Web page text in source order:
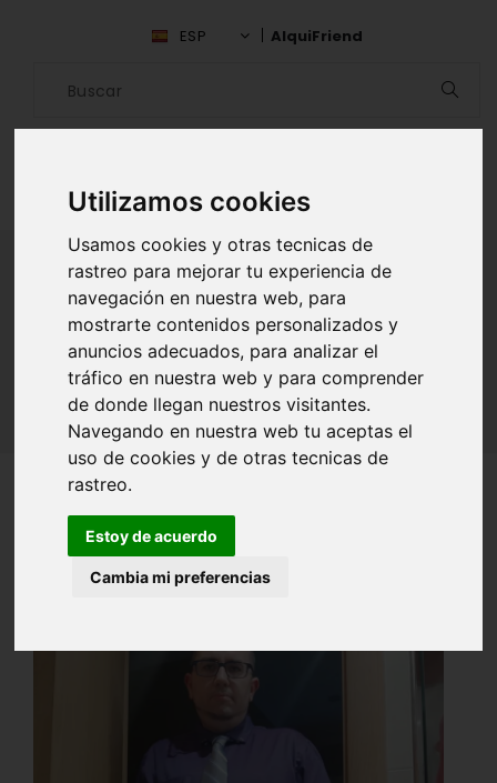
Utilizamos cookies
Usamos cookies y otras tecnicas de
rastreo para mejorar tu experiencia de
navegación en nuestra web, para
mostrarte contenidos personalizados y
anuncios adecuados, para analizar el
tráfico en nuestra web y para comprender
de donde llegan nuestros visitantes.
Navegando en nuestra web tu aceptas el
uso de cookies y de otras tecnicas de
rastreo.
Estoy de acuerdo
Cambia mi preferencias
ESP AlquiFriend
ALQUILAR AMIGO
Inicio Amigos Barcelona Angel Pons